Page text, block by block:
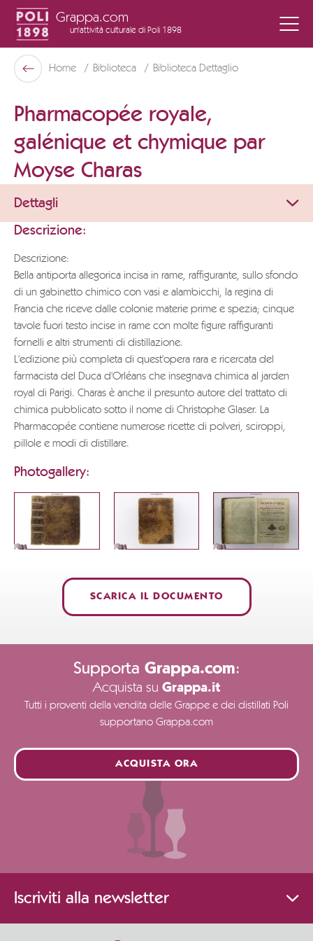
Grappa.com
un'attività culturale di Poli 1898
Poli Museo Della Grappa
Indietro
Home Biblioteca Biblioteca Dettaglio
Pharmacopée royale,
galénique et chymique par
Moyse Charas
Dettagli
Descrizione:
Descrizione:
Bella antiporta allegorica incisa in rame, raffigurante, sullo sfondo
di un gabinetto chimico con vasi e alambicchi, la regina di
Francia che riceve dalle colonie materie prime e spezia; cinque
tavole fuori testo incise in rame con molte figure raffiguranti
fornelli e altri strumenti di distillazione.
L'edizione più completa di quest'opera rara e ricercata del
farmacista del Duca d'Orléans che insegnava chimica al jarden
royal di Parigi. Charas è anche il presunto autore del trattato di
chimica pubblicato sotto il nome di Christophe Glaser. La
Pharmacopée contiene numerose ricette di polveri, sciroppi,
pillole e modi di distillare.
Photogallery:
SCARICA IL DOCUMENTO
Supporta Grappa.com:
Acquista su Grappa.it
Tutti i proventi della vendita delle Grappe e dei distillati Poli
supportano Grappa.com
ACQUISTA ORA
Iscriviti alla newsletter